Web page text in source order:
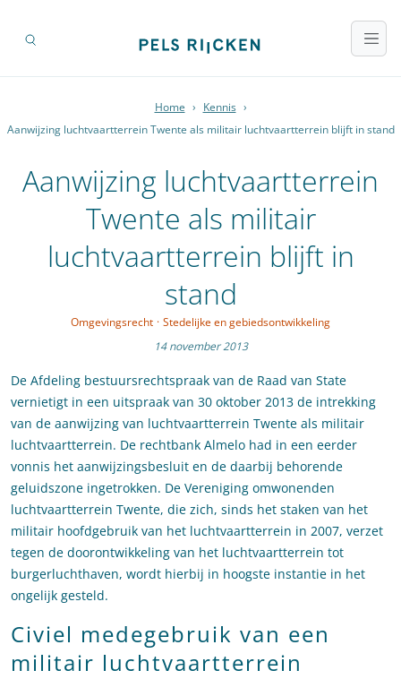
Home › Kennis ›
Aanwijzing luchtvaartterrein Twente als militair luchtvaartterrein blijft in stand
Aanwijzing luchtvaartterrein
Twente als militair
luchtvaartterrein blijft in
stand
Omgevingsrecht · Stedelijke en gebiedsontwikkeling
14 november 2013
De Afdeling bestuursrechtspraak van de Raad van State
vernietigt in een uitspraak van 30 oktober 2013 de intrekking
van de aanwijzing van luchtvaartterrein Twente als militair
luchtvaartterrein. De rechtbank Almelo had in een eerder
vonnis het aanwijzingsbesluit en de daarbij behorende
geluidszone ingetrokken. De Vereniging omwonenden
luchtvaartterrein Twente, die zich, sinds het staken van het
militair hoofdgebruik van het luchtvaartterrein in 2007, verzet
tegen de doorontwikkeling van het luchtvaartterrein tot
burgerluchthaven, wordt hierbij in hoogste instantie in het
ongelijk gesteld.
Civiel medegebruik van een
militair luchtvaartterrein